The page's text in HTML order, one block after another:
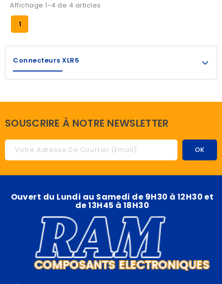
Affichage 1-4 de 4 articles
1
Connecteurs XLR5
SOUSCRIRE À NOTRE NEWSLETTER
Ouvert du Lundi au Samedi de 9H30 à 12H30 et
de 13H45 à 18H30